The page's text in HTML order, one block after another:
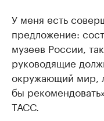
У меня есть
предложение:
музеев России,
руководящие
окружающий мир,
бы
ТАСС.